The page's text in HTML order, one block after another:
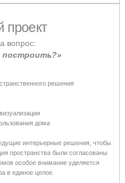
дома, то дизайн проект
можно было разработать
с уверенностью, что все
проект
дом?»